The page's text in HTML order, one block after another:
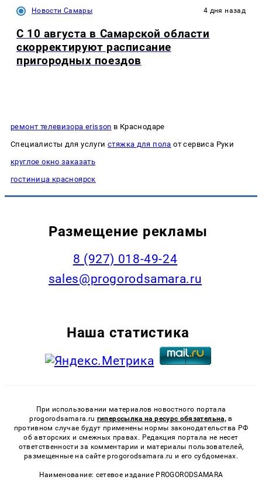
Новости Самары 4 дня назад
С 10 августа в Самарской области
скорректируют расписание
пригородных поездов
ремонт телевизора erisson в Краснодаре
Специалисты для услуги стяжка для пола от сервиса Руки
круглое окно заказать
гостиница красноярск
Размещение рекламы
8 (927) 018-49-24
sales@progorodsamara.ru
Наша статистика
При использовании материалов новостного портала
progorodsamara.ru гиперссылка на ресурс обязательна, в
противном случае будут применены нормы законодательства РФ
об авторских и смежных правах. Редакция портала не несет
ответственности за комментарии и материалы пользователей,
размещенные на сайте progorodsamara.ru и его субдоменах.
Наименование: сетевое издание PROGORODSAMARA